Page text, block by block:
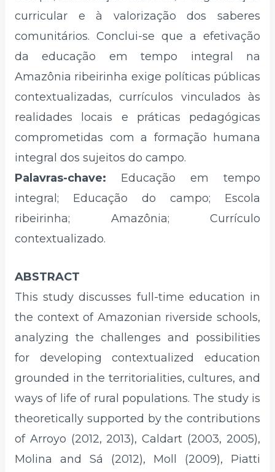
curricular e à valorização dos saberes
comunitários. Conclui-se que a efetivação
da educação em tempo integral na
Amazônia ribeirinha exige políticas públicas
contextualizadas, currículos vinculados às
realidades locais e práticas pedagógicas
comprometidas com a formação humana
integral dos sujeitos do campo.
Palavras-chave: Educação em tempo
integral; Educação do campo; Escola
ribeirinha; Amazônia; Currículo
contextualizado.
ABSTRACT
This study discusses full-time education in
the context of Amazonian riverside schools,
analyzing the challenges and possibilities
for developing contextualized education
grounded in the territorialities, cultures, and
ways of life of rural populations. The study is
theoretically supported by the contributions
of Arroyo (2012, 2013), Caldart (2003, 2005),
Molina and Sá (2012), Moll (2009), Piatti